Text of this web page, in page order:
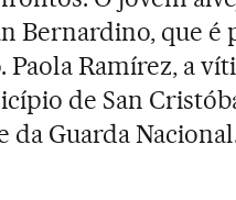
Bernardino, que é
Ramírez, a
de San
da Guarda